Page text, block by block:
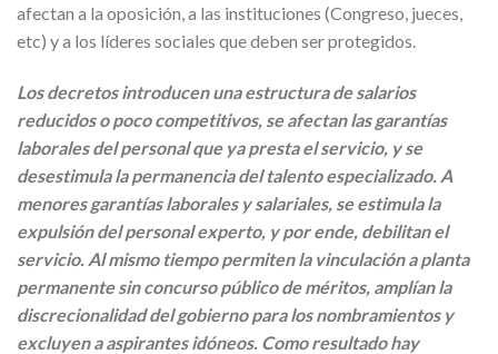
afectan a la oposición, a las instituciones (Congreso, jueces,
etc) y a los líderes sociales que deben ser protegidos.
Los decretos introducen una estructura de salarios
reducidos o poco competitivos, se afectan las garantías
laborales del personal que ya presta el servicio, y se
desestimula la permanencia del talento especializado. A
menores garantías laborales y salariales, se estimula la
expulsión del personal experto, y por ende, debilitan el
servicio. Al mismo tiempo permiten la vinculación a planta
permanente sin concurso público de méritos, amplían la
discrecionalidad del gobierno para los nombramientos y
excluyen a aspirantes idóneos. Como resultado hay